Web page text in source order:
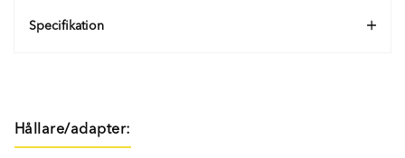
Specifikation
Hållare/adapter: